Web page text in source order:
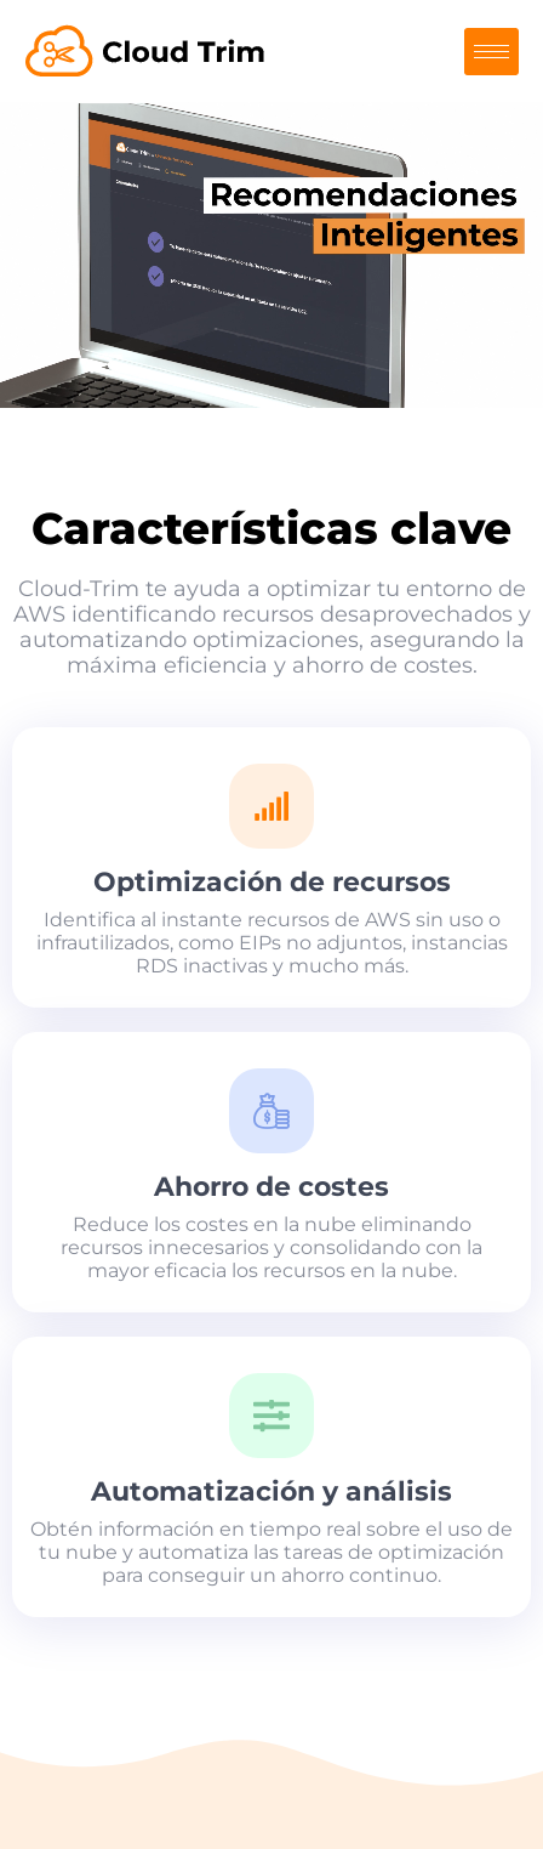
Características clave
Cloud-Trim te ayuda a optimizar tu entorno de
AWS identificando recursos desaprovechados y
automatizando optimizaciones, asegurando la
máxima eficiencia y ahorro de costes.
Optimización de recursos
Identifica al instante recursos de AWS sin uso o
infrautilizados, como EIPs no adjuntos, instancias
RDS inactivas y mucho más.
Ahorro de costes
Reduce los costes en la nube eliminando
recursos innecesarios y consolidando con la
mayor eficacia los recursos en la nube.
Automatización y análisis
Obtén información en tiempo real sobre el uso de
tu nube y automatiza las tareas de optimización
para conseguir un ahorro continuo.